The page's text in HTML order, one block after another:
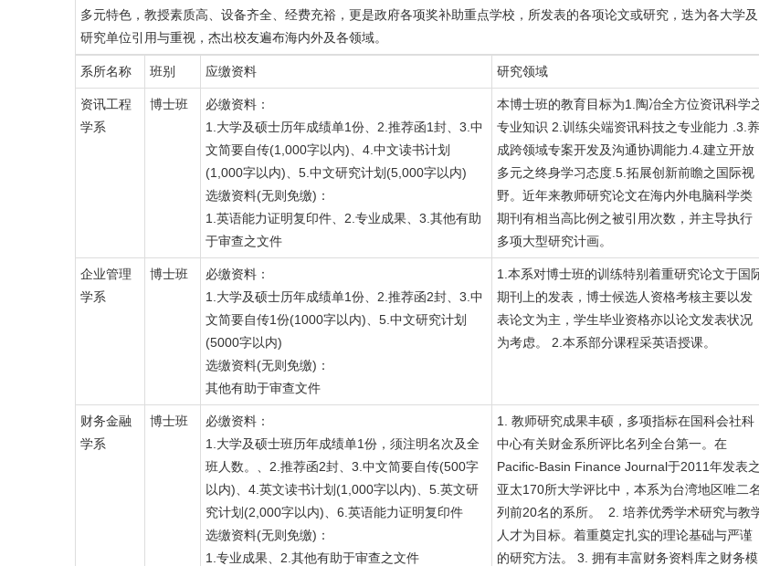
多元特色，教授素质高、设备齐全、经费充裕，更是政府各项奖补助重点学校，所发表的各项论文或研究，迭为各大学及
研究单位引用与重视，杰出校友遍布海内外及各领域。
系所名称 班别 应缴资料 研究领域
资讯工程
学系
博士班
必缴资料：
1.大学及硕士历年成绩单1份、2.推荐函1封、3.中
文简要自传(1,000字以内)、4.中文读书计划
(1,000字以内)、5.中文研究计划(5,000字以内)
选缴资料(无则免缴)：
1.英语能力证明复印件、2.专业成果、3.其他有助
于审查之文件
本博士班的教育目标为1.陶冶全方位资讯科学
专业知识 2.训练尖端资讯科技之专业能力 .3.养
成跨领域专案开发及沟通协调能力.4.建立开放
多元之终身学习态度.5.拓展创新前瞻之国际视
野。近年来教师研究论文在海内外电脑科学类
期刊有相当高比例之被引用次数，并主导执行
多项大型研究计画。
企业管理
学系
博士班
必缴资料：
1.大学及硕士历年成绩单1份、2.推荐函2封、3.中
文简要自传1份(1000字以内)、5.中文研究计划
(5000字以内)
选缴资料(无则免缴)：
其他有助于审查文件
1.本系对博士班的训练特别着重研究论文于国
期刊上的发表，博士候选人资格考核主要以发
表论文为主，学生毕业资格亦以论文发表状况
为考虑。 2.本系部分课程采英语授课。
财务金融
学系
博士班
必缴资料：
1.大学及硕士班历年成绩单1份，须注明名次及全
班人数。、2.推荐函2封、3.中文简要自传(500字
以内)、4.英文读书计划(1,000字以内)、5.英文研
究计划(2,000字以内)、6.英语能力证明复印件
选缴资料(无则免缴)：
1.专业成果、2.其他有助于审查之文件
1. 教师研究成果丰硕，多项指标在国科会社科
中心有关财金系所评比名列全台第一。在
Pacific-Basin Finance Journal于2011年发表之
亚太170所大学评比中，本系为台湾地区唯二名
列前20名的系所。 2. 培养优秀学术研究与教
人才为目标。着重奠定扎实的理论基础与严谨
的研究方法。 3. 拥有丰富财务资料库之财务模